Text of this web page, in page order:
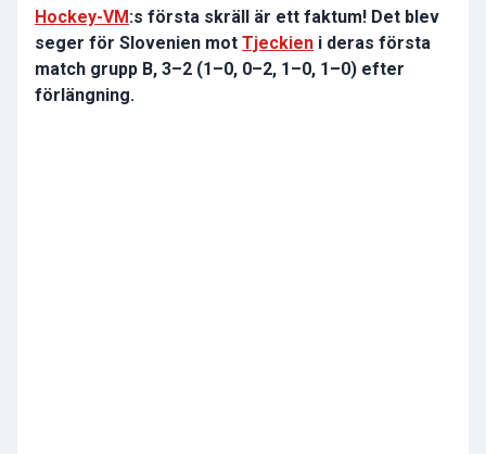
Hockey-VM :s första skräll är ett faktum! Det blev
seger för Slovenien mot Tjeckien i deras första
match grupp B, 3–2 (1–0, 0–2, 1–0, 1–0) efter
förlängning.